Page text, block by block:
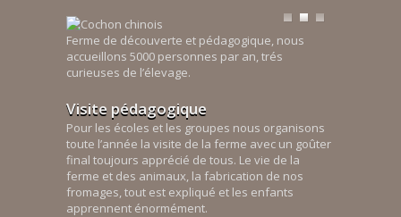
Ferme de découverte et pédagogique, nous
accueillons 5000 personnes par an, trés
curieuses de l’élevage.
Visite pédagogique
Pour les écoles et les groupes nous organisons
toute l’année la visite de la ferme avec un goûter
final toujours apprécié de tous. Le vie de la
ferme et des animaux, la fabrication de nos
fromages, tout est expliqué et les enfants
apprennent énormément.